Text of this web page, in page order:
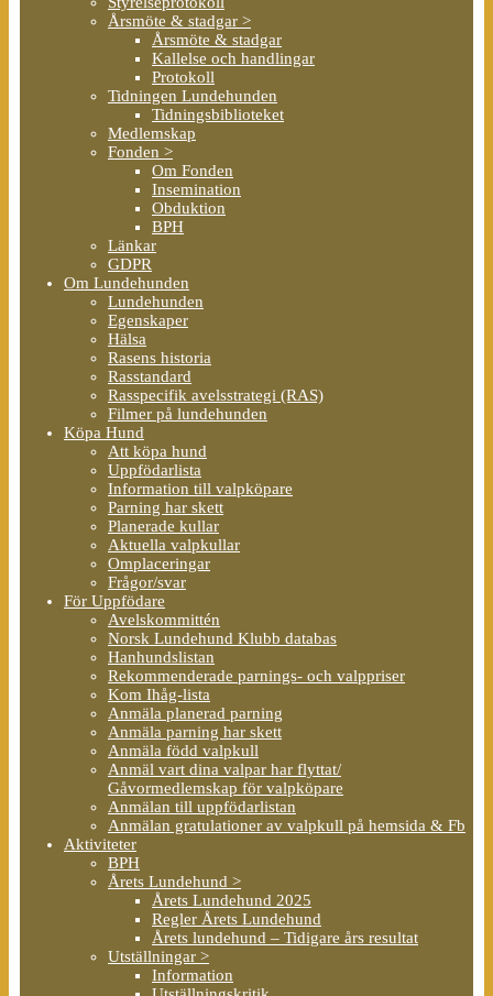
Årsmöte & stadgar >
Årsmöte & stadgar
Kallelse och handlingar
Protokoll
Tidningen Lundehunden
Tidningsbiblioteket
Medlemskap
Fonden >
Om Fonden
Insemination
Obduktion
BPH
Länkar
GDPR
Om Lundehunden
Lundehunden
Egenskaper
Hälsa
Rasens historia
Rasstandard
Rasspecifik avelsstrategi (RAS)
Filmer på lundehunden
Köpa Hund
Att köpa hund
Uppfödarlista
Information till valpköpare
Parning har skett
Planerade kullar
Aktuella valpkullar
Omplaceringar
Frågor/svar
För Uppfödare
Avelskommittén
Norsk Lundehund Klubb databas
Hanhundslistan
Rekommenderade parnings- och valppriser
Kom Ihåg-lista
Anmäla planerad parning
Anmäla parning har skett
Anmäla född valpkull
Anmäl vart dina valpar har flyttat/
Gåvormedlemskap för valpköpare
Anmälan till uppfödarlistan
Anmälan gratulationer av valpkull på hemsida & Fb
Aktiviteter
BPH
Årets Lundehund >
Årets Lundehund 2025
Regler Årets Lundehund
Årets lundehund – Tidigare års resultat
Utställningar >
Information